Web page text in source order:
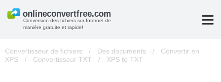
Conversion des fichiers sur Internet de
manière gratuite et rapide!
Convertisseur de fichiers / Des documents /
Convertir en
XPS
/ Convertisseur TXT / XPS to TXT